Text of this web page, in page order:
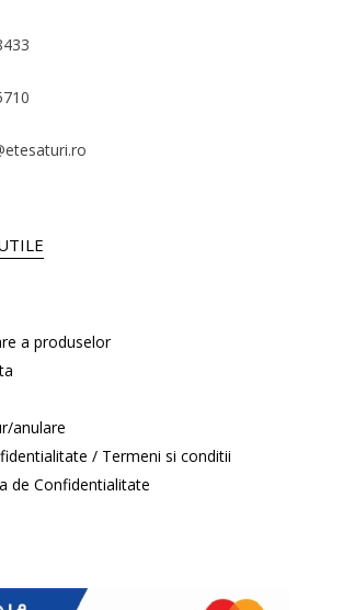
a produselor
anulare
/ Termeni si conditii
de Confidentialitate